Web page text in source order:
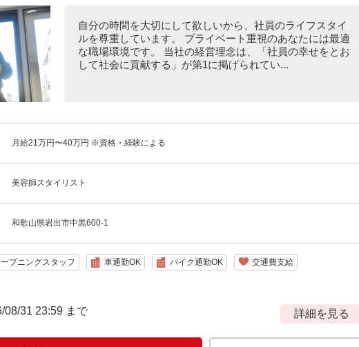
自分の時間を大切にして欲しいから、社員のライフスタイ
ルを尊重しています。 プライベート重視のあなたには最適
な職場環境です。 当社の経営理念は、「社員の幸せをとお
して社会に貢献する」が第1に掲げられてい...
月給21万円〜40万円 ※資格・経験による
美容師スタイリスト
和歌山県岩出市中黒600-1
プニングスタッフ 車通勤OK バイク通勤OK 交通費支給
08/31 23:59 まで 詳細を見る